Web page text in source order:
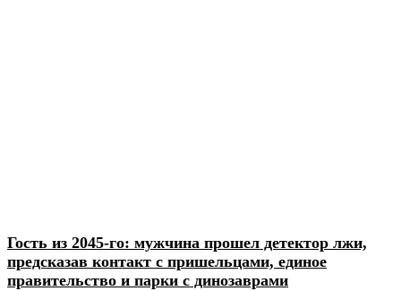
Гость из 2045-го: мужчина прошел детектор лжи,
предсказав контакт с пришельцами, единое
правительство и парки с динозаврами